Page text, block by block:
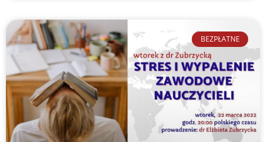
BEZPŁATNE